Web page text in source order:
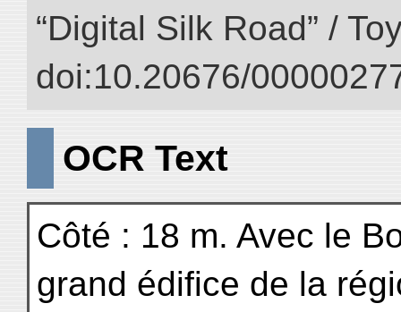
“Digital Silk Road” /
doi:10.20676/
OCR Text
Côté : 18 m. Avec le
grand édifice de la